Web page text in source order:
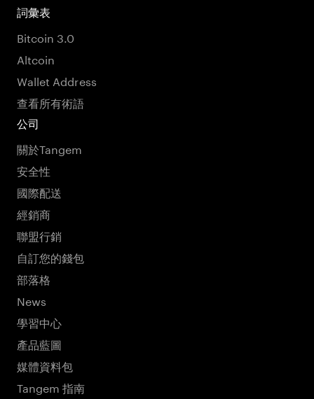
詞彙表
Bitcoin 3.0
Altcoin
Wallet Address
查看所有術語
公司
關於Tangem
安全性
國際配送
經銷商
聯盟行銷
自訂您的錢包
部落格
News
學習中心
產品藍圖
媒體資料包
Tangem 指南